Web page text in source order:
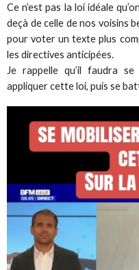
Ce n’est pas la loi idéale
deçà de celle de nos voisins
pour voter un texte plus
les directives anticipées.
Je rappelle qu’il faudra
appliquer cette loi, puis se